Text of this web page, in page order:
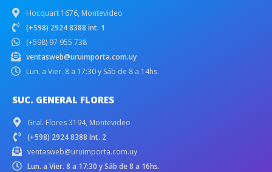
Hocquart 1676, Montevideo
(+598) 2924 8388 int. 1
(+598) 97 955 738
ventasweb@uruimporta.com.uy
Lun. a Vier. 8 a 17:30 y Sáb de 8 a 14hs.
SUC. GENERAL FLORES
Gral. Flores 3194, Montevideo
(+598) 2924 8388 Int. 2
ventasweb@uruimporta.com.uy
Lun. a Vier. 8 a 17:30 y Sáb de 8 a 16hs.